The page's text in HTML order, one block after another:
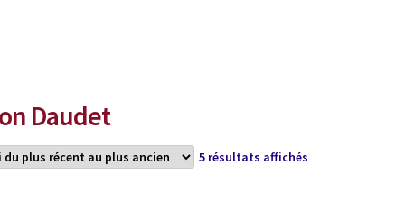
Daudet
5 résultats affichésTrié